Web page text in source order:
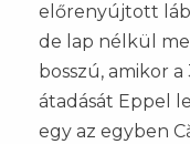
előrenyújtott
de lap nélkül
bosszú, amikor
átadását Eppel
egy az egyben